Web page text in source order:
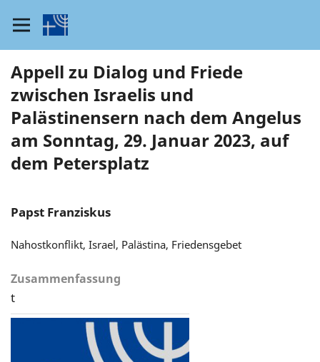
Appell zu Dialog und Friede
zwischen Israelis und
Palästinensern nach dem Angelus
am Sonntag, 29. Januar 2023, auf
dem Petersplatz
Papst Franziskus
Nahostkonflikt, Israel, Palästina, Friedensgebet
Zusammenfassung
t